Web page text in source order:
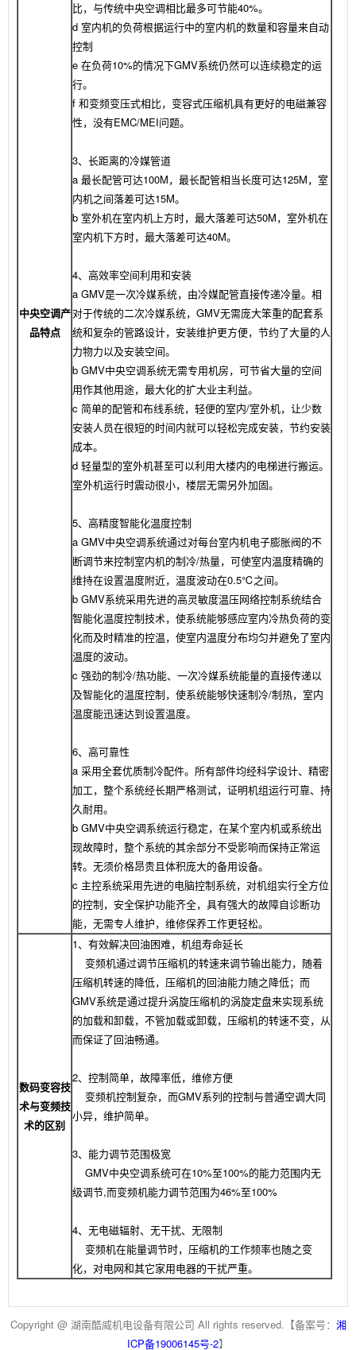
中央空调产
品特点
比，与传统中央空调相比最多可节能40%。
d 室内机的负荷根据运行中的室内机的数量和容量来自动
控制
e 在负荷10%的情况下GMV系统仍然可以连续稳定的运
行。
f 和变频变压式相比，变容式压缩机具有更好的电磁兼容
性，没有EMC/MEI问题。
3、长距离的冷媒管道
a 最长配管可达100M，最长配管相当长度可达125M，室
内机之间落差可达15M。
b 室外机在室内机上方时，最大落差可达50M，室外机在
室内机下方时，最大落差可达40M。
4、高效率空间利用和安装
a GMV是一次冷媒系统，由冷媒配管直接传递冷量。相
对于传统的二次冷媒系统，GMV无需庞大笨重的配套系
统和复杂的管路设计，安装维护更方便，节约了大量的人
力物力以及安装空间。
b GMV中央空调系统无需专用机房，可节省大量的空间
用作其他用途，最大化的扩大业主利益。
c 简单的配管和布线系统，轻便的室内/室外机，让少数
安装人员在很短的时间内就可以轻松完成安装，节约安装
成本。
d 轻量型的室外机甚至可以利用大楼内的电梯进行搬运。
室外机运行时震动很小，楼层无需另外加固。
5、高精度智能化温度控制
a GMV中央空调系统通过对每台室内机电子膨胀阀的不
断调节来控制室内机的制冷/热量，可使室内温度精确的
维持在设置温度附近，温度波动在0.5℃之间。
b GMV系统采用先进的高灵敏度温压网络控制系统结合
智能化温度控制技术，使系统能够感应室内冷热负荷的变
化而及时精准的控温，使室内温度分布均匀并避免了室内
温度的波动。
c 强劲的制冷/热功能、一次冷媒系统能量的直接传递以
及智能化的温度控制，使系统能够快速制冷/制热，室内
温度能迅速达到设置温度。
6、高可靠性
a 采用全套优质制冷配件。所有部件均经科学设计、精密
加工，整个系统经长期严格测试，证明机组运行可靠、持
久耐用。
b GMV中央空调系统运行稳定，在某个室内机或系统出
现故障时，整个系统的其余部分不受影响而保持正常运
转。无须价格昂贵且体积庞大的备用设备。
c 主控系统采用先进的电脑控制系统，对机组实行全方位
的控制，安全保护功能齐全，具有强大的故障自诊断功
能，无需专人维护，维修保养工作更轻松。
数码变容技
术与变频技
术的区别
1、有效解决回油困难，机组寿命延长
变频机通过调节压缩机的转速来调节输出能力，随着
压缩机转速的降低，压缩机的回油能力随之降低；而
GMV系统是通过提升涡旋压缩机的涡旋定盘来实现系统
的加载和卸载，不管加载或卸载，压缩机的转速不变，从
而保证了回油畅通。
2、控制简单，故障率低，维修方便
变频机控制复杂，而GMV系列的控制与普通空调大同
小异，维护简单。
3、能力调节范围极宽
GMV中央空调系统可在10%至100%的能力范围内无
级调节,而变频机能力调节范围为46%至100%
4、无电磁辐射、无干扰、无限制
变频机在能量调节时，压缩机的工作频率也随之变
化，对电网和其它家用电器的干扰严重。
Copyright @ 湖南酷威机电设备有限公司 All rights reserved.【备案号： 湘
ICP备19006145号-2】